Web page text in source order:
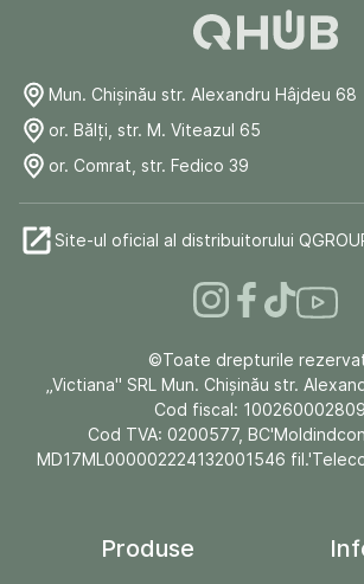
Mun. Chişinău str. Alexandru Hâjdeu 68
or. Bălți, str. M. Viteazul 65
or. Comrat, str. Fedico 39
Site-ul oficial al distribuitorului
©Toate drepturile
„Victiana" SRL Mun. Chişinău str.
Cod fiscal:
Cod TVA: 0200577,
MD17ML000002224132001546
Produse